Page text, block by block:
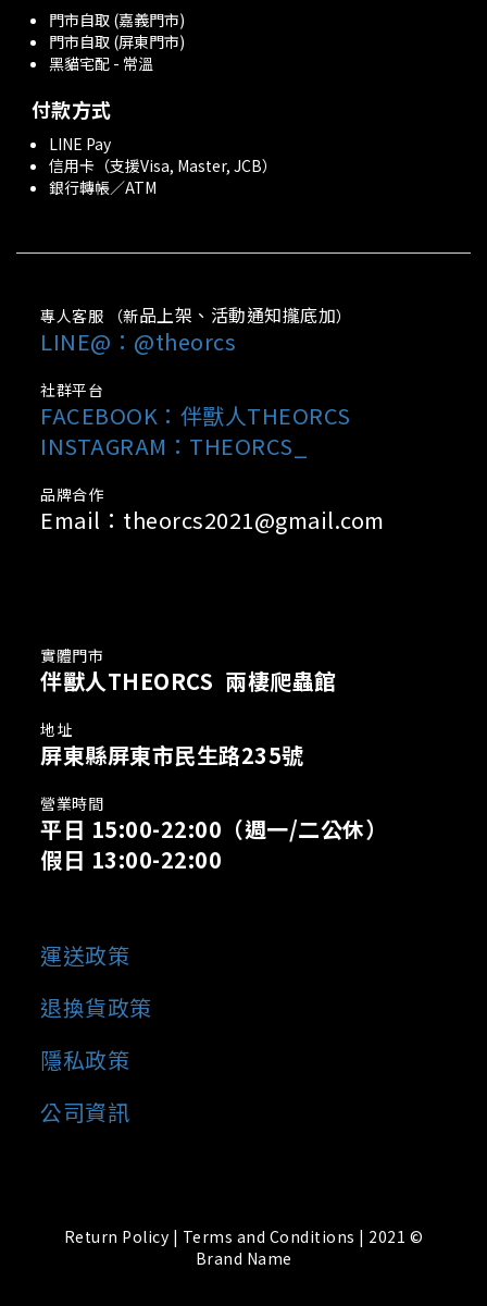
門市自取 (嘉義門市)
門市自取 (屏東門市)
黑貓宅配 - 常溫
付款方式
LINE Pay
信用卡（支援Visa, Master, JCB）
銀行轉帳／ATM
專人客服 （新品上架、活動通知攏底加）
LINE@：@theorcs
社群平台
FACEBOOK： 伴獸人THEORCS
INSTAGRAM：THEORCS_
品牌合作
Email：theorcs2021@gmail.com
實體門市
伴獸人THEORCS 兩棲爬蟲館
地址
屏東縣屏東市民生路235號
營業時間
平日 15:00-22:00 （週一/二公休）
假日 13:00-22:00
運送政策
退換貨政策
隱私政策
公司資訊
Return Policy | Terms and Conditions | 2021 ©
Brand Name